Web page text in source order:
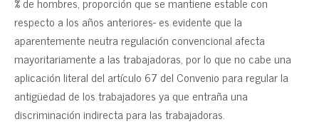
respecto a los años anteriores- es evidente que la
aparentemente neutra regulación convencional afecta
mayoritariamente a las trabajadoras, por lo que no cabe una
aplicación literal del artículo 67 del Convenio para regular la
antigüedad de los trabajadores ya que entraña una
discriminación indirecta para las trabajadoras.